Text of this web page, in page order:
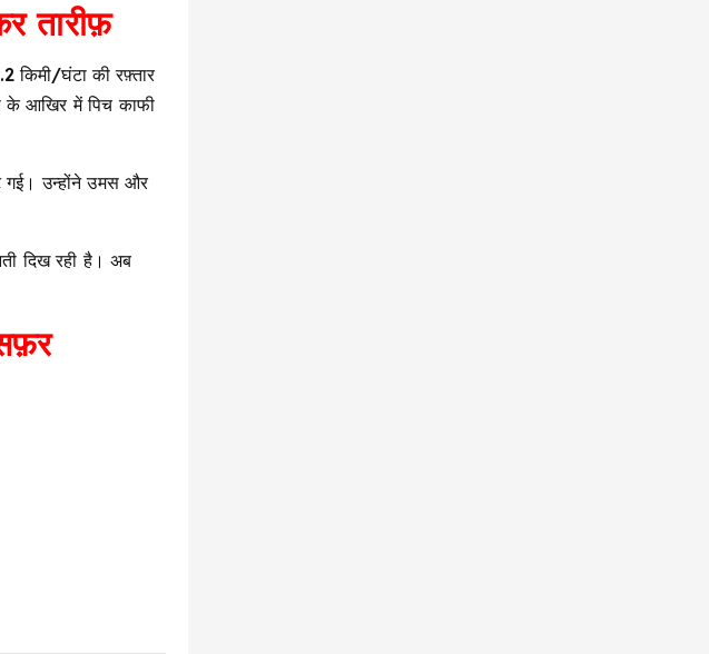
तारीफ़
किमी/घंटा की रफ़्तार
के आखिर में पिच काफी
गई। उन्होंने उमस और
दिख रही है। अब